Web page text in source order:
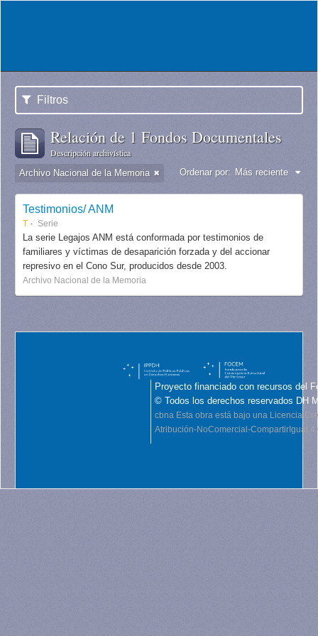
Filtros
Relación de 1 Fondos Documentales
Descripción archivística
Archivo Nacional de la Memoria Ordenar por: Más reciente
Testimonios/ ANM
T Serie
La serie Legajos ANM está conformada por testimonios de
familiares y víctimas de desaparición forzada y del accionar
represivo en el Cono Sur, producidos desde 2003.
Archivo Nacional de la Memoria
Proyecto financiado con recursos del
© Todos los derechos reservados DH
cbna Esta obra está bajo una Licencia
Atribución-NoComercial-CompartirIgual